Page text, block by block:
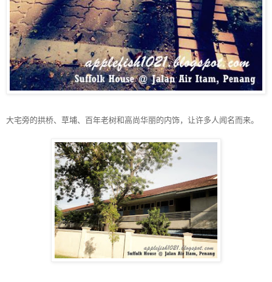
大宅旁的拱桥、草埔、百年老树和高尚华丽的内饰，让许多人闻名而来。